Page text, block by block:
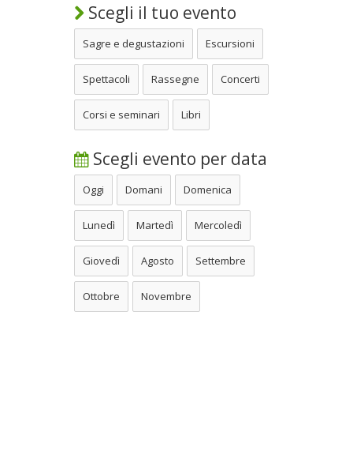
Scegli il tuo evento
Sagre e degustazioni Escursioni
Spettacoli Rassegne Concerti
Corsi e seminari Libri
Scegli evento per data
Oggi Domani Domenica
Lunedì Martedì Mercoledì
Giovedì Agosto Settembre
Ottobre Novembre